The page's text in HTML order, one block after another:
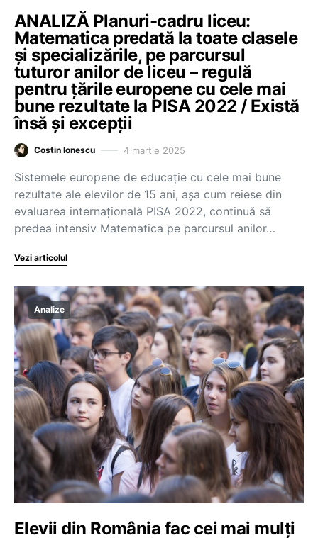
ANALIZĂ Planuri-cadru liceu:
Matematica predată la toate clasele
și specializările, pe parcursul
tuturor anilor de liceu – regulă
pentru țările europene cu cele mai
bune rezultate la PISA 2022 / Există
însă și excepții
Costin Ionescu 4 martie 2025
Sistemele europene de educație cu cele mai bune
rezultate ale elevilor de 15 ani, așa cum reiese din
evaluarea internațională PISA 2022, continuă să
predea intensiv Matematica pe parcursul anilor…
Vezi articolul
Analize
Elevii din România fac cei mai mulți